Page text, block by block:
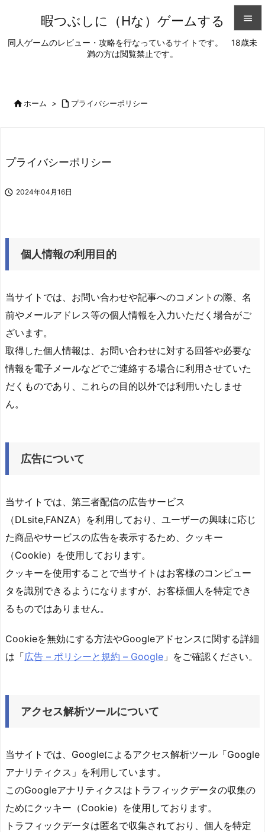
暇つぶしに（Hな）ゲームする
同人ゲームのレビュー・攻略を行なっているサイトです。 18歳未
満の方は閲覧禁止です。


ホーム >  プライバシーポリシー
プライバシーポリシー
 2024年04月16日
個人情報の利用目的
当サイトでは、お問い合わせや記事へのコメントの際、名
前やメールアドレス等の個人情報を入力いただく場合がご
ざいます。
取得した個人情報は、お問い合わせに対する回答や必要な
情報を電子メールなどでご連絡する場合に利用させていた
だくものであり、これらの目的以外では利用いたしませ
ん。
広告について
当サイトでは、第三者配信の広告サービス
（DLsite,FANZA）を利用しており、ユーザーの興味に応じ
た商品やサービスの広告を表示するため、クッキー
（Cookie）を使用しております。
クッキーを使用することで当サイトはお客様のコンピュー
タを識別できるようになりますが、お客様個人を特定でき
るものではありません。
Cookieを無効にする方法やGoogleアドセンスに関する詳細
は「広告 – ポリシーと規約 – Google 」をご確認ください。
アクセス解析ツールについて
当サイトでは、Googleによるアクセス解析ツール「Google
アナリティクス」を利用しています。
このGoogleアナリティクスはトラフィックデータの収集の
ためにクッキー（Cookie）を使用しております。
トラフィックデータは匿名で収集されており、個人を特定